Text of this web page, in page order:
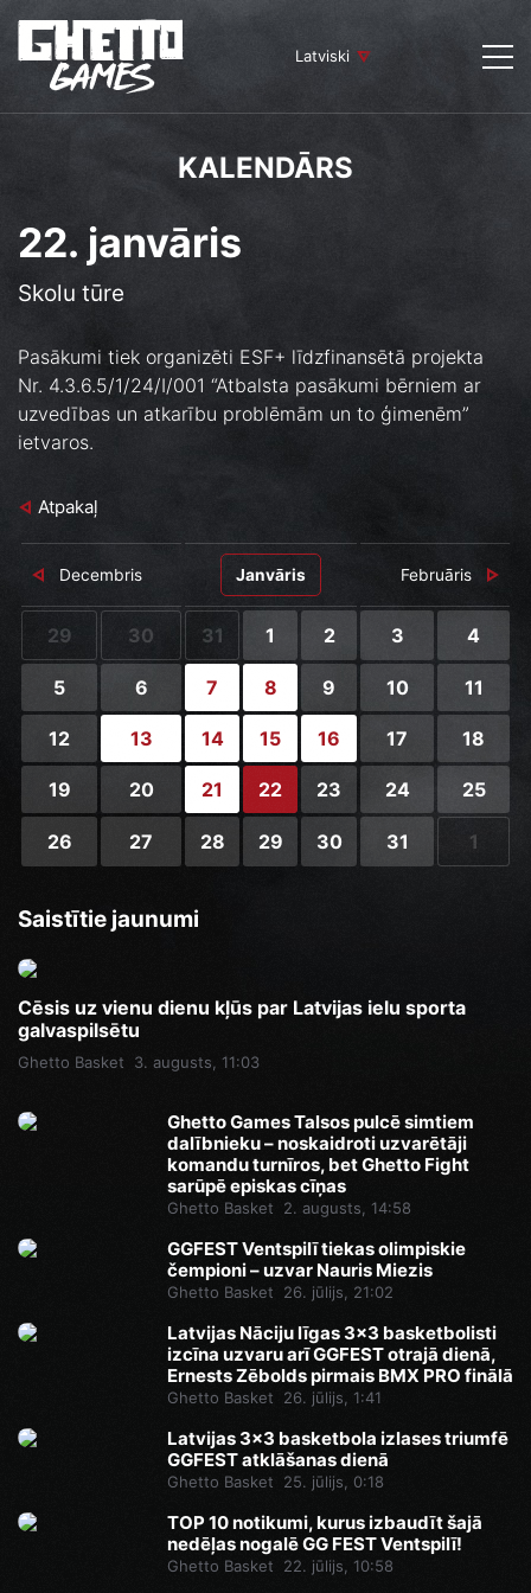
Latviski
KALENDĀRS
22. janvāris
Skolu tūre
Pasākumi tiek organizēti ESF+ līdzfinansētā projekta
Nr. 4.3.6.5/1/24/I/001 “Atbalsta pasākumi bērniem ar
uzvedības un atkarību problēmām un to ģimenēm”
ietvaros.
Atpakaļ
Decembris Janvāris Februāris
29 30 31 1 2 3 4
5 6 7 8 9 10 11
12 13 14 15 16 17 18
19 20 21 22 23 24 25
26 27 28 29 30 31 1
Saistītie jaunumi
Cēsis uz vienu dienu kļūs par Latvijas ielu sporta
galvaspilsētu
Ghetto Basket 3. augusts, 11:03
Ghetto Games Talsos pulcē simtiem
dalībnieku – noskaidroti uzvarētāji
komandu turnīros, bet Ghetto Fight
sarūpē episkas cīņas
Ghetto Basket 2. augusts, 14:58
GGFEST Ventspilī tiekas olimpiskie
čempioni – uzvar Nauris Miezis
Ghetto Basket 26. jūlijs, 21:02
Latvijas Nāciju līgas 3x3 basketbolisti
izcīna uzvaru arī GGFEST otrajā dienā,
Ernests Zēbolds pirmais BMX PRO finālā
Ghetto Basket 26. jūlijs, 1:41
Latvijas 3x3 basketbola izlases triumfē
GGFEST atklāšanas dienā
Ghetto Basket 25. jūlijs, 0:18
TOP 10 notikumi, kurus izbaudīt šajā
nedēļas nogalē GG FEST Ventspilī!
Ghetto Basket 22. jūlijs, 10:58